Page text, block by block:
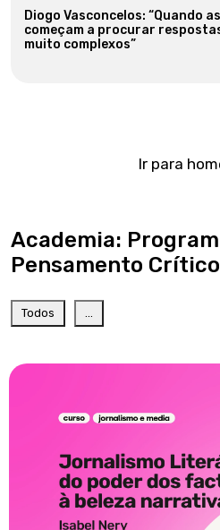
Diogo Vasconcelos: “Quando
começam a procurar
muito complexos”
Ir para
Academia:
Pensamento
Todos